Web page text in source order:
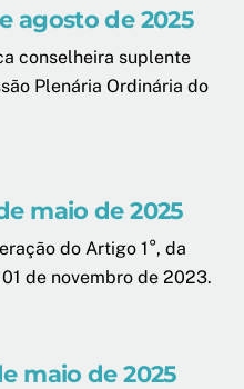
agosto de 2025
conselheira suplente
Plenária Ordinária do
maio de 2025
do Artigo 1°, da
de novembro de 2023.
maio de 2025